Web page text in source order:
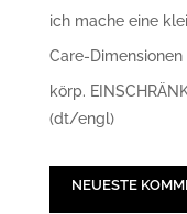
ich mache eine
Care-
körp.
(dt/engl)
NEUESTE